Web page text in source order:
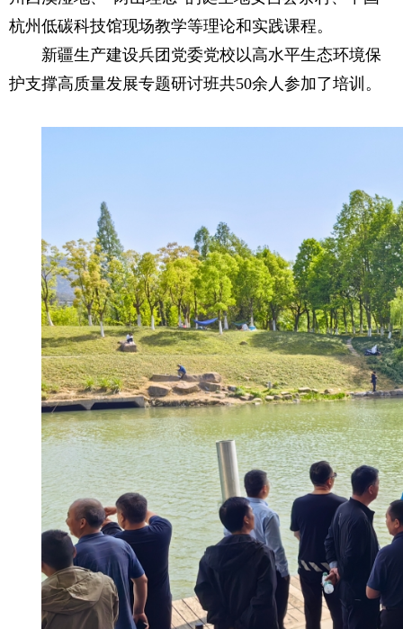
杭州低碳科技馆现场教学等理论和实践课程。
新疆生产建设兵团党委党校以高水平生态环境保
护支撑高质量发展专题研讨班共50余人参加了培训。